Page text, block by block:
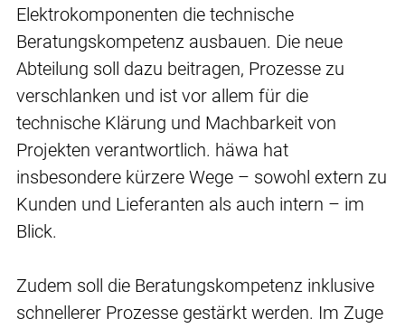
Elektrokomponenten die technische
Beratungskompetenz ausbauen. Die neue
Abteilung soll dazu beitragen, Prozesse zu
verschlanken und ist vor allem für die
technische Klärung und Machbarkeit von
Projekten verantwortlich. häwa hat
insbesondere kürzere Wege – sowohl extern zu
Kunden und Lieferanten als auch intern – im
Blick.
Zudem soll die Beratungskompetenz inklusive
schnellerer Prozesse gestärkt werden. Im Zuge